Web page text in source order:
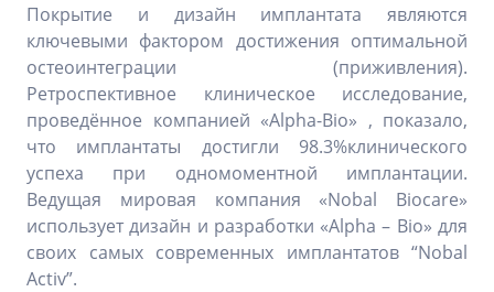
Покрытие и дизайн имплантата являются
ключевыми фактором достижения оптимальной
остеоинтеграции (приживления).
Ретроспективное клиническое исследование,
проведённое компанией «Alpha-Bio» , показало,
что имплантаты достигли 98.3%клинического
успеха при одномоментной имплантации.
Ведущая мировая компания «Nobal Biocare»
использует дизайн и разработки «Alpha – Bio» для
своих самых современных имплантатов “Nobal
Activ”.